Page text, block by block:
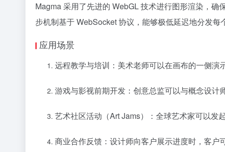
Magma 采用了先进的 WebGL 技术进行图形渲染，
步机制基于 WebSocket 协议，能够极低延迟地分发每
应用场景
远程教学与培训：美术老师可以在画布的一侧演
游戏与影视前期开发：创意总监可以与概念设计
艺术社区活动（Art Jams）：全球艺术家可以发
商业合作反馈：设计师向客户展示进度时，客户